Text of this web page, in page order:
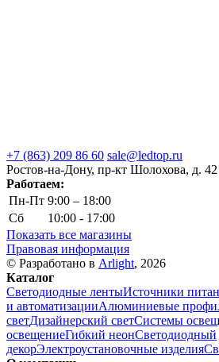
+7 (863) 209 86 60 sale@ledtop.ru
Ростов-на-Дону, пр-кт Шолохова, д. 42
Работаем:
Пн-Пт 9:00 – 18:00
Сб
10:00 - 17:00
Показать все магазины
Правовая информация
© Разработано в Arlight, 2026
Каталог
Светодиодные лентыИсточники
и автоматизацииАлюминиевые
светДизайнерский светСистемы
освещениеГибкий неонСветодиодный
декорЭлектроустановочные изделия